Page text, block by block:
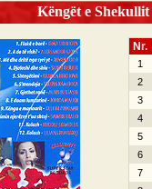
Këngët e
Nr.
1
2
3
4
5
6
7